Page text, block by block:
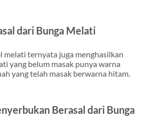
dari Bunga Melati
melati ternyata juga menghasilkan
yang belum masak punya warna
yang telah masak berwarna hitam.
Berasal dari Bunga